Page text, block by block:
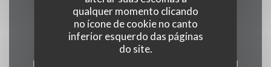
qualquer momento clicando
no ícone de cookie no canto
inferior esquerdo das páginas
do site.
Contacte-nos